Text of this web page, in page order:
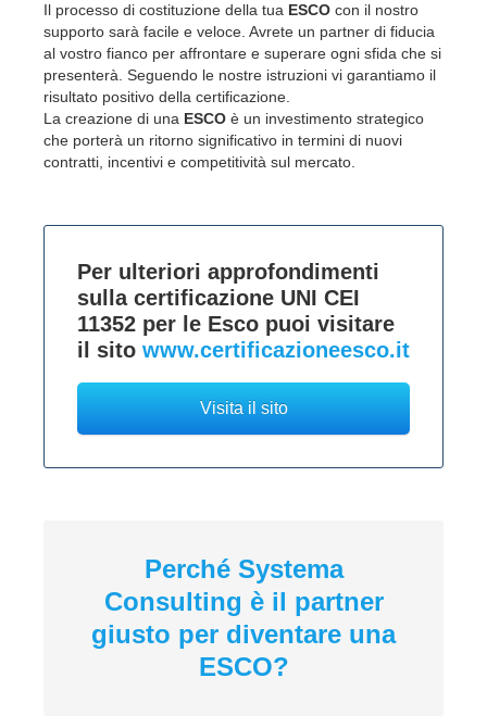
Il processo di costituzione della tua ESCO con il nostro
supporto sarà facile e veloce. Avrete un partner di fiducia
al vostro fianco per affrontare e superare ogni sfida che si
presenterà. Seguendo le nostre istruzioni vi garantiamo il
risultato positivo della certificazione.
La creazione di una ESCO è un investimento strategico
che porterà un ritorno significativo in termini di nuovi
contratti, incentivi e competitività sul mercato.
Per ulteriori approfondimenti
sulla certificazione UNI CEI
11352 per le Esco puoi visitare
il sito www.certificazioneesco.it
Visita il sito
Perché Systema
Consulting è il partner
giusto per diventare una
ESCO?